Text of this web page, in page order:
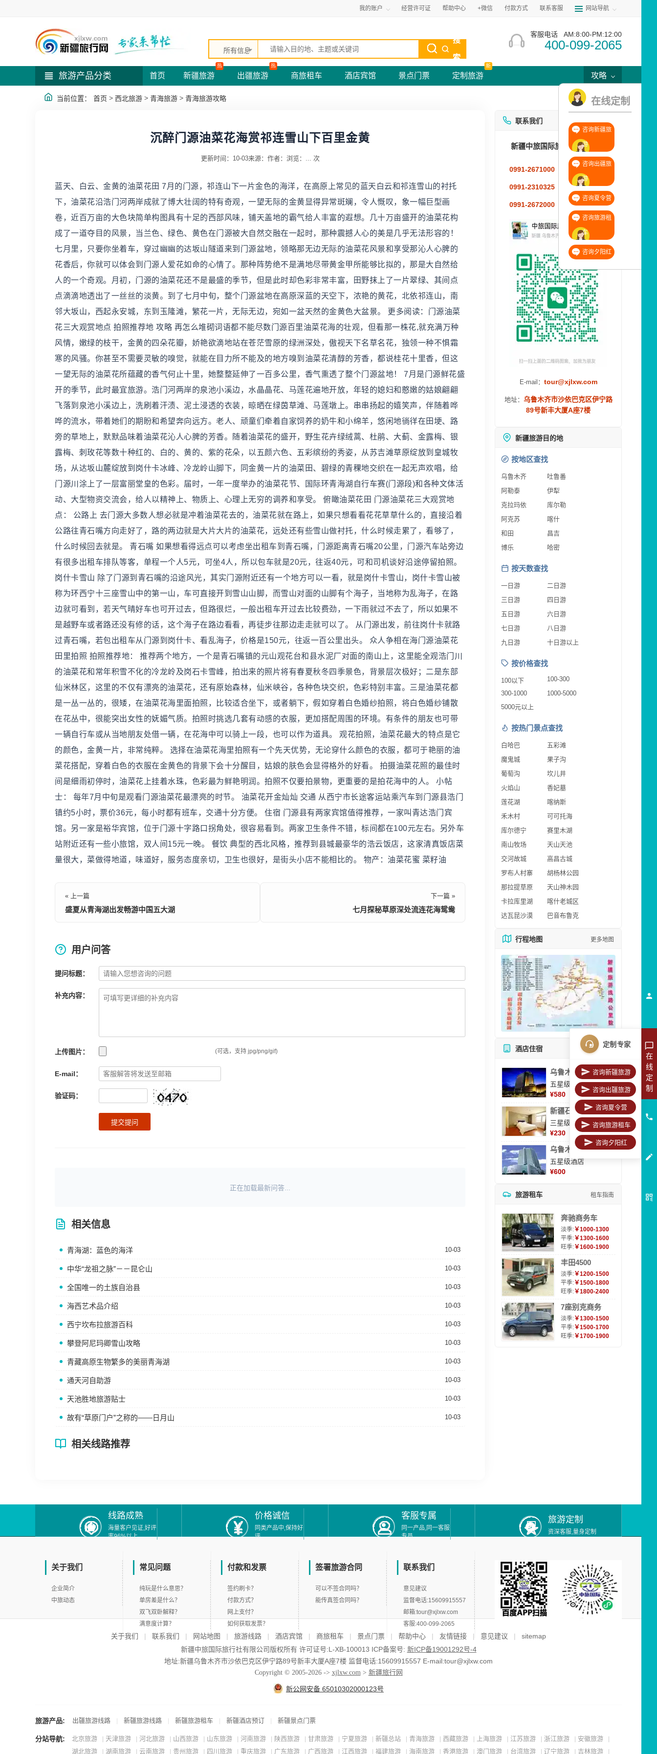
我的账户 经营许可证 帮助中心 +微信 付款方式 联系客服 网站导航
所有信息
搜
索
客服电话 AM:8:00-PM:12:00
400-099-2065
旅游产品分类 首页 新疆旅游
热
出疆旅游
热
商旅租车 酒店宾馆 景点门票 定制旅游
新
攻略
当前位置： 首页 > 西北旅游 > 青海旅游 > 青海旅游攻略
沉醉门源油菜花海赏祁连雪山下百里金黄
更新时间：10-03来源： 作者： 浏览： ... 次
蓝天、白云、金黄的油菜花田 7月的门源，祁连山下一片金色的海洋，在高原上常见的蓝天白云和祁连雪山的衬托
下，油菜花沿浩门河两岸成就了博大壮阔的特有奇观，一望无际的金黄显得异常斑斓，令人慨叹，象一幅巨型画
卷，近百万亩的大色块简单构图具有十足的西部风味，铺天盖地的霸气给人丰富的遐想。几十万亩盛开的油菜花构
成了一道夺目的风景，当兰色、绿色、黄色在门源被大自然交融在一起时，那种震撼人心的美是几乎无法形容的！
七月里，只要你坐着车，穿过幽幽的达坂山隧道来到门源盆地，领略那无边无际的油菜花风景和享受那沁人心脾的
花香后，你就可以体会到门源人爱花如命的心情了。那种阵势绝不是满地尽带黄金甲所能够比拟的，那是大自然给
人的一个奇观。月初，门源的油菜花还不是最盛的季节，但是此时却色彩非常丰富，田野抹上了一片翠绿、其间点
点滴滴地透出了一丝丝的淡黄。到了七月中旬，整个门源盆地在高原深蓝的天空下，浓艳的黄花，北依祁连山，南
邻大坂山，西起永安城，东到玉隆滩，繁花一片，无际无边，宛如一盆天然的金黄色大盆景。 更多阅读：门源油菜
花三大观赏地点 拍照推荐地 攻略 再怎么堆砌词语都不能尽数门源百里油菜花海的壮观，但看那一株花,就充满万种
风情，嫩绿的枝干，金黄的四朵花瓣，娇艳欲滴地站在苍茫雪原的绿洲深处，傲视天下名草名花，独领一种不惧霜
寒的风骚。你甚至不需要灵敏的嗅觉，就能在目力所不能及的地方嗅到油菜花清醇的芳香，都说桂花十里香，但这
一望无际的油菜花所蕴藏的香气何止十里，她整整延伸了一百多公里，香气熏透了整个门源盆地！ 7月是门源鲜花盛
开的季节，此时最宜旅游。浩门河两岸的泉池小溪边，水晶晶花、马莲花遍地开放，年轻的媳妇和憨嫩的姑娘翩翩
飞落到泉池小溪边上，洗刷着汗渍、泥土浸透的衣装，晾晒在绿茵草滩、马莲墩上。串串扬起的嬉笑声，伴随着哗
哗的流水，带着她们的期盼和希望奔向远方。老人、顽童们牵着自家饲养的奶牛和小绵羊，悠闲地徜徉在田埂、路
旁的草地上，默默品味着油菜花沁人心脾的芳香。随着油菜花的盛开，野生花卉绿绒蒿、杜鹃、大蓟、金露梅、银
露梅、刺玫花等数十种红的、白的、黄的、紫的花朵，以五颜六色、五彩缤纷的秀姿，从苏吉滩草原绽放到皇城牧
场，从达坂山麓绽放到岗什卡冰峰、冷龙岭山脚下，同金黄一片的油菜田、碧绿的青稞地交织在一起无声欢唱，给
门源川涂上了一层富丽堂皇的色彩。届时，一年一度举办的油菜花节、国际环青海湖自行车赛(门源段)和各种文体活
动、大型物资交流会，给人以精神上、物质上、心理上无穷的调养和享受。 俯瞰油菜花田 门源油菜花三大观赏地
点： 公路上 去门源大多数人想必就是冲着油菜花去的，油菜花就在路上，如果只想看看花花草草什么的，直接沿着
公路往青石嘴方向走好了，路的两边就是大片大片的油菜花，远处还有些雪山做衬托，什么时候走累了，看够了，
什么时候回去就是。 青石嘴 如果想看得远点可以考虑坐出租车到青石嘴，门源距离青石嘴20公里，门源汽车站旁边
有很多出租车排队等客，单程一个人5元，可坐4人，所以包车就是20元，往返40元，可和司机谈好沿途停留拍照。
岗什卡雪山 除了门源到青石嘴的沿途风光，其实门源附近还有一个地方可以一看，就是岗什卡雪山，岗什卡雪山被
称为环西宁十三座雪山中的第一山，车可直接开到雪山山脚，而雪山对面的山脚有个海子，当地称为乱海子，在路
边就可看到，若天气晴好车也可开过去，但路很烂，一般出租车开过去比较费劲，一下雨就过不去了，所以如果不
是越野车或者路还没有修的话，这个海子在路边看看，再徒步往那边走走就可以了。 从门源出发，前往岗什卡就路
过青石嘴，若包出租车从门源到岗什卡、看乱海子，价格是150元，往返一百公里出头。 众人争相在海门源油菜花
田里拍照 拍照推荐地： 推荐两个地方，一个是青石嘴镇的元山观花台和县水泥厂对面的南山上，这里能全观浩门川
的油菜花和常年积雪不化的冷龙岭及岗石卡雪峰，拍出来的照片将有春夏秋冬四季景色，背景层次极好；二是东部
仙米林区，这里的不仅有漂亮的油菜花，还有原始森林，仙米峡谷，各种色块交织，色彩特别丰富。三是油菜花都
是一丛一丛的，很矮，在油菜花海里面拍照，比较适合坐下，或者躺下，假如穿着白色婚纱拍照，将白色婚纱铺散
在花丛中，很能突出女性的妩媚气质。拍照时挑选几套有动感的衣服，更加搭配周围的环境。有条件的朋友也可带
一辆自行车或从当地朋友处借一辆，在花海中可以骑上一段，也可以作为道具。 观花拍照，油菜花最大的特点是它
的颜色，金黄一片，非常纯粹。 选择在油菜花海里拍照有一个先天优势，无论穿什么颜色的衣服，都可于艳丽的油
菜花搭配，穿着白色的衣服在金黄色的背景下会十分醒目，姑娘的肤色会显得格外的好看。 拍摄油菜花照的最佳时
间是细雨初停时，油菜花上挂着水珠，色彩最为鲜艳明润。拍照不仅要拍景物，更重要的是拍花海中的人。 小帖
士： 每年7月中旬是观看门源油菜花最漂亮的时节。 油菜花开金灿灿 交通 从西宁市长途客运站乘汽车到门源县浩门
镇约5小时，票价36元，每小时都有班车，交通十分方便。 住宿 门源县有两家宾馆值得推荐，一家叫青达浩门宾
馆。另一家是裕华宾馆，位于门源十字路口拐角处，很容易看到。两家卫生条件不错，标间都在100元左右。另外车
站附近还有一些小旅馆，双人间15元一晚。 餐饮 典型的西北风格，推荐到县城最豪华的浩云饭店，这家清真饭店菜
量很大，菜做得地道，味道好，服务态度亲切，卫生也很好，是街头小店不能相比的。 物产：油菜花蜜 菜籽油
« 上一篇
盛夏从青海湖出发畅游中国五大湖
下一篇 »
七月探秘草原深处流连花海鸳鸯
用户问答
提问标题：
补充内容：
上传图片： (可选，支持 jpg/png/gif)
E-mail：
验证码：
提交提问
正在加载最新问答...
相关信息
青海湖：蓝色的海洋 10-03
中华“龙祖之脉”－－昆仑山 10-03
全国唯一的土族自治县 10-03
海西艺术品介绍 10-03
西宁坎布拉旅游百科 10-03
攀登阿尼玛卿雪山攻略 10-03
青藏高原生物繁多的美丽青海湖 10-03
通天河自助游 10-03
天池胜地旅游贴士 10-03
故有“草原门户”之称的——日月山 10-03
相关线路推荐
联系我们
新疆中旅国际旅行社有限公司
0991-2671000 18999981856
0991-2310325 18999832796
0991-2672000 18099695348
E-mail： tour@xjlxw.com
地址： 乌鲁木齐市沙依巴克区伊宁路
89号新丰大厦A座7楼
新疆旅游目的地
按地区查找
乌鲁木齐
吐鲁番
阿勒泰
伊犁
克拉玛依
库尔勒
阿克苏
喀什
和田
昌吉
博乐
哈密
按天数查找
一日游
二日游
三日游
四日游
五日游
六日游
七日游
八日游
九日游
十日游以上
按价格查找
100以下
100-300
300-1000
1000-5000
5000元以上
按热门景点查找
白哈巴
五彩滩
魔鬼城
果子沟
葡萄沟
坎儿井
火焰山
香妃墓
莲花湖
喀纳斯
禾木村
可可托海
库尔德宁
赛里木湖
南山牧场
天山天池
交河故城
高昌古城
罗布人村寨
胡杨林公园
那拉提草原
天山神木园
卡拉库里湖
喀什老城区
达瓦昆沙漠
巴音布鲁克
行程地图 更多地图
酒店住宿 所有酒店
乌鲁木齐美丽华大酒
五星级酒店
¥580
新疆石河子凯瑞酒店
三星级酒店
¥230
乌鲁木齐海德大酒店
五星级酒店
¥600
旅游租车 租车指南
奔驰商务车
淡季:￥1000-1300
平季:￥1300-1600
旺季:￥1600-1900
丰田4500
淡季:￥1200-1500
平季:￥1500-1800
旺季:￥1800-2400
7座别克商务
淡季:￥1300-1500
平季:￥1500-1700
旺季:￥1700-1900
线路成熟
海量客户见证,好评
率96%以上
价格诚信
同类产品中,保持好
评
客服专属
同一产品,同一客服
专员
旅游定制
资深客服,量身定制
关于我们
企业简介
中旅动态
常见问题
纯玩是什么意思？
单房差是什么？
双飞双卧解释？
满意度计算？
付款和发票
签约刷卡？
付款方式？
网上支付？
如何获取发票？
签署旅游合同
可以不签合同吗？
能传真签合同吗？
联系我们
意见建议
监督电话:15609915557
邮箱:tour@xjlxw.com
客服:400-099-2065
关于我们 | 联系我们 | 网站地图 | 旅游线路 | 酒店宾馆 | 商旅租车 | 景点门票 | 帮助中心 | 友情链接 | 意见建议 |
sitemap
新疆中旅国际旅行社有限公司版权所有 许可证号:L-XB-100013 ICP备案号: 新ICP备19001292号-4
地址:新疆乌鲁木齐市沙依巴克区伊宁路89号新丰大厦A座7楼 监督电话:15609915557 E-mail:tour@xjlxw.com
Copyright © 2005-2026 -> xjlxw.com> 新疆旅行网
新公网安备 65010302000123号
旅游产品: 出疆旅游线路 新疆旅游线路 新疆旅游租车 新疆酒店预订 新疆景点门票
分站导航: 北京旅游 天津旅游 河北旅游 山西旅游 山东旅游 河南旅游 陕西旅游 甘肃旅游 宁夏旅游 新疆总站 青海旅游 西藏旅游 上海旅游 江苏旅游 浙江旅游 安徽旅游
湖北旅游 湖南旅游 云南旅游 贵州旅游 四川旅游 重庆旅游 广东旅游 广西旅游 江西旅游 福建旅游 海南旅游 香港旅游 澳门旅游 台湾旅游 辽宁旅游 吉林旅游
在
线
定
制
定制专家
咨询新疆旅游
咨询出疆旅游
咨询夏令营
咨询旅游租车
咨询夕阳红
在线定制
咨询新疆旅
游
咨询出疆旅
游
咨询夏令营
咨询旅游租
车
咨询夕阳红